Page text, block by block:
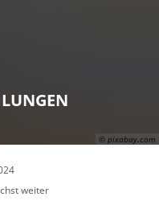
© pixabay.com
weiter